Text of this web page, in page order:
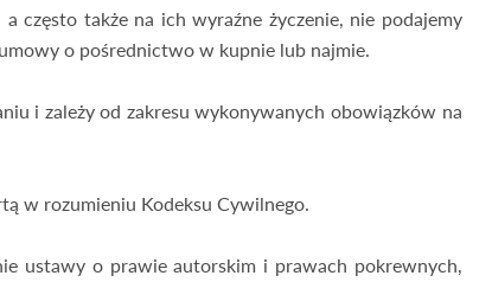
często także na ich wyraźne życzenie, nie podajemy
o pośrednictwo w kupnie lub najmie.
i zależy od zakresu wykonywanych obowiązków na
w rozumieniu Kodeksu Cywilnego.
ustawy o prawie autorskim i prawach pokrewnych,